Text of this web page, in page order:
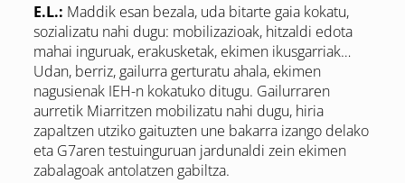
E.L.: Maddik esan bezala, uda bitarte gaia kokatu,
sozializatu nahi dugu: mobilizazioak, hitzaldi edota
mahai inguruak, erakusketak, ekimen ikusgarriak…
Udan, berriz, gailurra gerturatu ahala, ekimen
nagusienak IEH-n kokatuko ditugu. Gailurraren
aurretik Miarritzen mobilizatu nahi dugu, hiria
zapaltzen utziko gaituzten une bakarra izango delako
eta G7aren testuinguruan jardunaldi zein ekimen
zabalagoak antolatzen gabiltza.